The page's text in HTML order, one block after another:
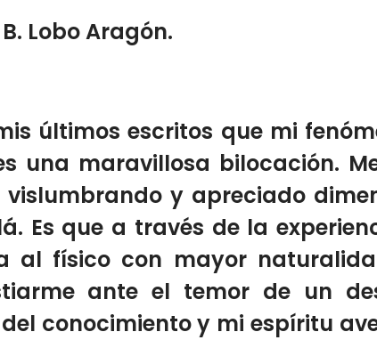
Lobo Aragón.
últimos escritos que mi
una maravillosa bilocación.
y apreciado
Es que a través de la
al físico con mayor
ante el temor de un
conocimiento y mi espíritu